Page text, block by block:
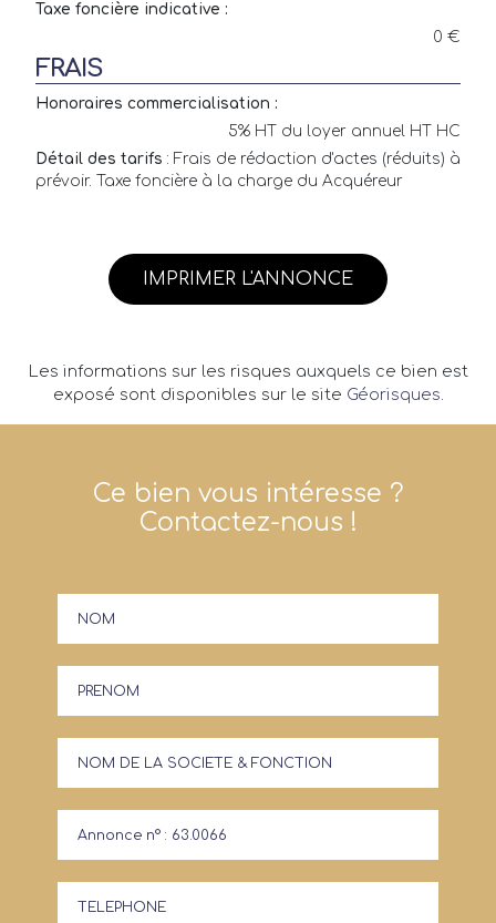
Taxe foncière indicative :
0 €
FRAIS
Honoraires commercialisation :
5% HT du loyer annuel HT HC
Détail des tarifs : Frais de rédaction d'actes (réduits) à
prévoir. Taxe foncière à la charge du Acquéreur
IMPRIMER L'ANNONCE
Les informations sur les risques auxquels ce bien est
exposé sont disponibles sur le site Géorisques
Ce bien vous intéresse ?
Contactez-nous !